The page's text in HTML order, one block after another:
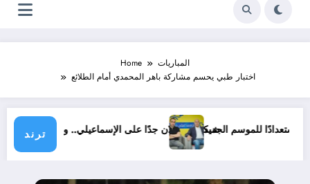
Home
المباريات
اختبار طبي يحسم مشاركة باهر المحمدي أمام الطلائع
ترند
شيكابالا: زعلان جدًا على الإسماعيلي..حتى الآن استعدادًا للموسم الجديد